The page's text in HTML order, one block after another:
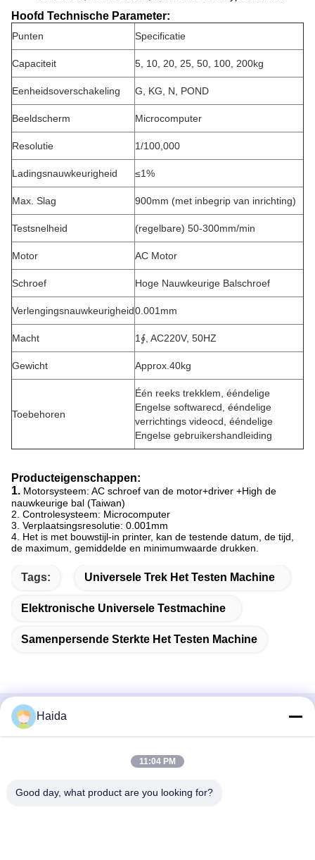
Hoofd Technische Parameter:
Punten Specificatie
Capaciteit 5, 10, 20, 25, 50, 100, 200kg
Eenheidsoverschakeling G, KG, N, POND
Beeldscherm Microcomputer
Resolutie 1/100,000
Ladingsnauwkeurigheid ≤1%
Max. Slag 900mm (met inbegrip van inrichting)
Testsnelheid (regelbare) 50-300mm/min
Motor AC Motor
Schroef Hoge Nauwkeurige Balschroef
Verlengingsnauwkeurigheid0.001mm
Macht 1∮, AC220V, 50HZ
Gewicht Approx.40kg
Toebehoren
Één reeks trekklem, ééndelige
Engelse softwarecd, ééndelige
verrichtings videocd, ééndelige
Engelse gebruikershandleiding
Producteigenschappen:
1. Motorsysteem: AC schroef van de motor+driver +High de
nauwkeurige bal (Taiwan)
2. Controlesysteem: Microcomputer
3. Verplaatsingsresolutie: 0.001mm
4. Het is met bouwstijl-in printer, kan de testende datum, de tijd,
de maximum, gemiddelde en minimumwaarde drukken.
Tags: Universele Trek Het Testen Machine
Elektronische Universele Testmachine
Samenpersende Sterkte Het Testen Machine
Snel contact
Tianan, Nancheng-District, Dongguan-Stad, de Provincie
Haida
11:04 PM
Good day, what product are you looking for?